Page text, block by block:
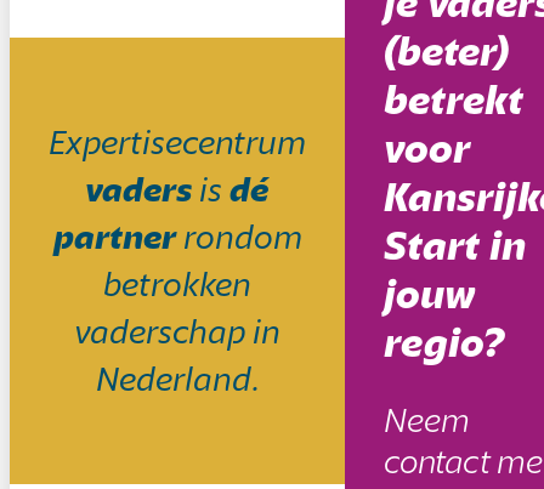
Expertisecentrum
vaders is dé
partnerrondom
betrokken
vaderschap in
Nederland.
je
(beter)
betrekt
voor
Start in
jouw
regio?
Neem
contact